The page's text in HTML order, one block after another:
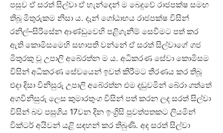
පසුව ඒ සරත් සිල්වා ඒ හැන්දෙන් ම බෙදුවේ රාජපක්ෂ සමඟ
තිබූ මිතුරුකම නිසා ය. දැන් ගෝඨාභය රාජපක්ෂ විසින්
රනිල්–සිරිසේන ආණ්ඩුවෙහි පළිගැනීම් සෙවීමට පත් කර
ඇති කොමිසමෙහි සභාපති වන්නේ ඒ සරත් සිල්වාගේ ගජ
මිතුරකු වූ උපාලි අබේරත්න ම ය. අධිකරණ සේවා කොමිසම
විසින් අධිකරණ සේවයෙන් ඉවත් කිරීමට තීරණය කර තිබූ
එදා දිසා විනිසුරු උපාලි අබේරත්න එම දඩුවමින් බේරා ගත්තේ
අගවිනිසුරු ලෙස කුමාරතුංග විසින් පත් කරන ලද සරත් සිල්වා
විසින් බව පසුගිය 17වන දින ඉංග්‍රිසි පුවත්පතකට ලියමින්
වික්ටර් අයිවන් යළි සඳහන් කර තිබුණි. අද සරත් සිල්වා